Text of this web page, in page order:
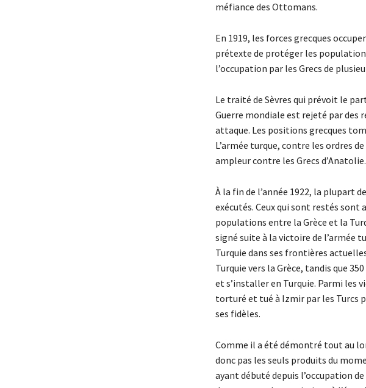
méfiance des Ottomans.
En 1919, les forces grecques
prétexte de protéger les
l’occupation par les Grecs de
Le traité de Sèvres qui prévoit le
Guerre mondiale est rejeté par
attaque. Les positions grecques
L’armée turque, contre les ordres
ampleur contre les Grecs d’Anatolie.
À la fin de l’année 1922, la plupart
exécutés. Ceux qui sont restés sont
populations entre la Grèce et la
signé suite à la victoire de l’armée
Turquie dans ses frontières
Turquie vers la Grèce, tandis que
et s’installer en Turquie. Parmi les
torturé et tué à Izmir par les Turcs
ses fidèles.
Comme il a été démontré tout au
donc pas les seuls produits du
ayant débuté depuis l’occupation